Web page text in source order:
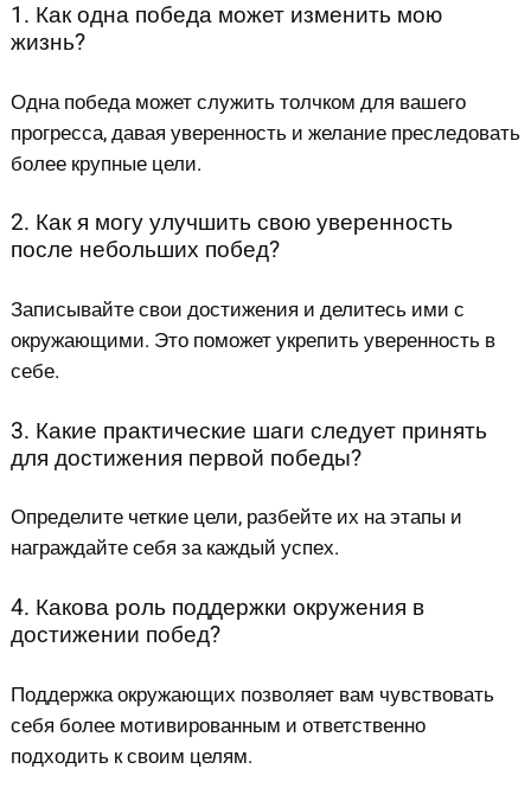
1. Как одна победа может изменить мою
жизнь?
Одна победа может служить толчком для вашего
прогресса, давая уверенность и желание преследовать
более крупные цели.
2. Как я могу улучшить свою уверенность
после небольших побед?
Записывайте свои достижения и делитесь ими с
окружающими. Это поможет укрепить уверенность в
себе.
3. Какие практические шаги следует принять
для достижения первой победы?
Определите четкие цели, разбейте их на этапы и
награждайте себя за каждый успех.
4. Какова роль поддержки окружения в
достижении побед?
Поддержка окружающих позволяет вам чувствовать
себя более мотивированным и ответственно
подходить к своим целям.